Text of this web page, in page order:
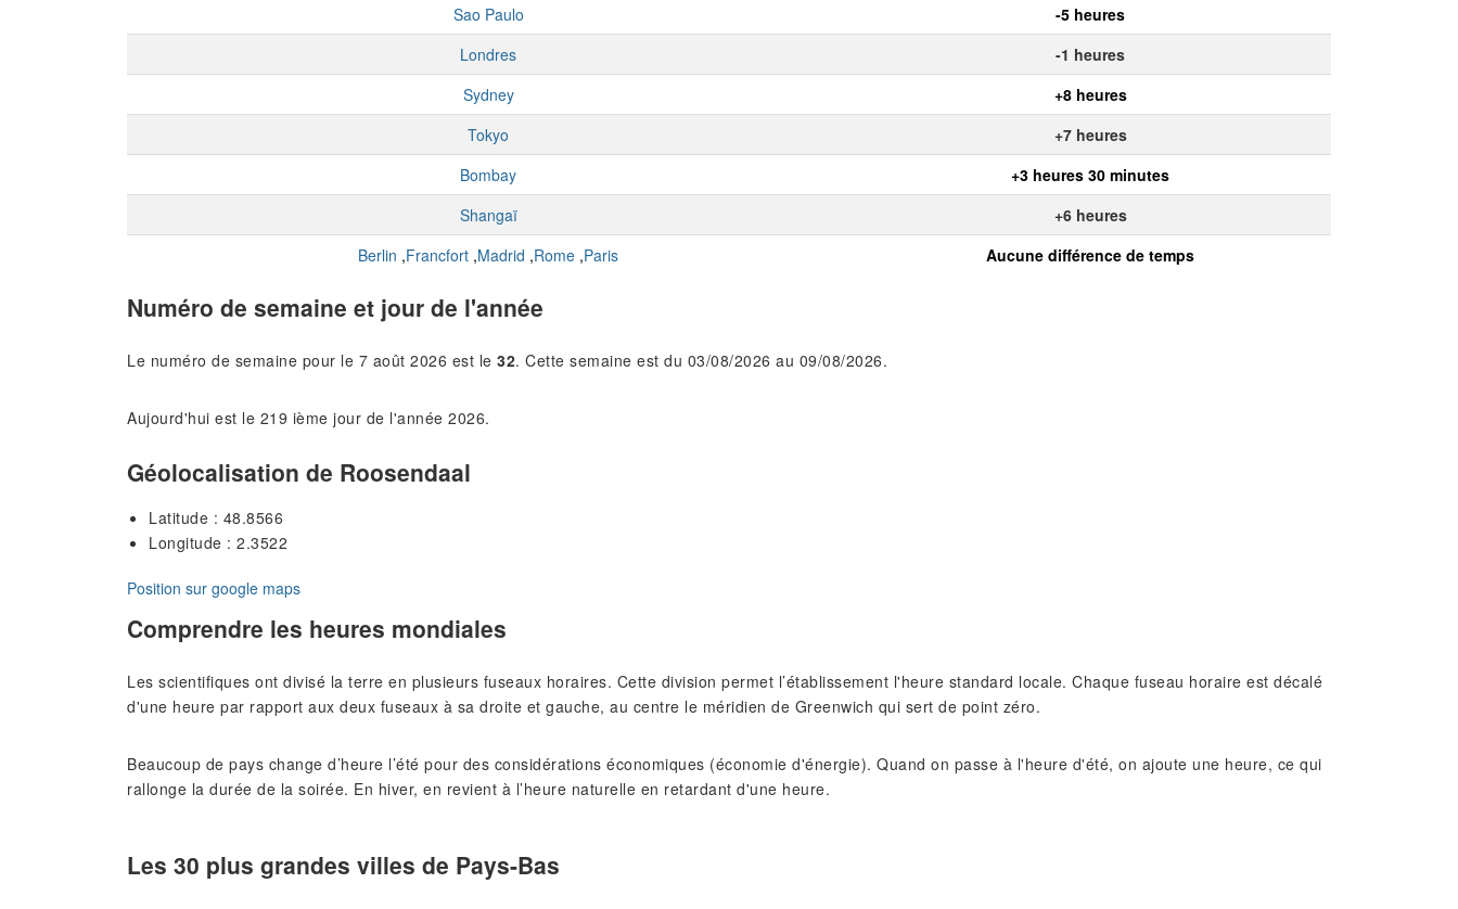
Sao Paulo
-5 heures
Londres
-1 heures
Sydney
+8 heures
Tokyo
+7 heures
Bombay
+3 heures 30 minutes
Shangaï
+6 heures
Berlin ,Francfort ,Madrid ,Rome ,Paris Aucune différence de temps
Numéro de semaine et jour de l'année
Le numéro de semaine pour le 7 août 2026 est le 32. Cette semaine est du 03/08/2026 au 09/08/2026.
Aujourd'hui est le 219 ième jour de l'année 2026.
Géolocalisation de Roosendaal
Latitude : 48.8566
Longitude : 2.3522
Position sur google maps
Comprendre les heures mondiales
Les scientifiques ont divisé la terre en plusieurs fuseaux horaires. Cette division permet l’établissement l'heure standard locale. Chaque fuseau horaire est décalé
d'une heure par rapport aux deux fuseaux à sa droite et gauche, au centre le méridien de Greenwich qui sert de point zéro.
Beaucoup de pays change d’heure l’été pour des considérations économiques (économie d'énergie). Quand on passe à l'heure d'été, on ajoute une heure, ce qui
rallonge la durée de la soirée. En hiver, en revient à l’heure naturelle en retardant d'une heure.
Les 30 plus grandes villes de Pays-Bas